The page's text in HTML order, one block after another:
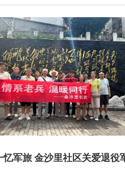
忆军旅 金沙里社区关爱退役